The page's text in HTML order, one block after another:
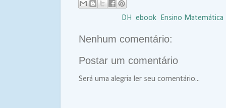
DH ebook Ensino Matemática
Nenhum comentário:
Postar um comentário
Será uma alegria ler seu comentário...